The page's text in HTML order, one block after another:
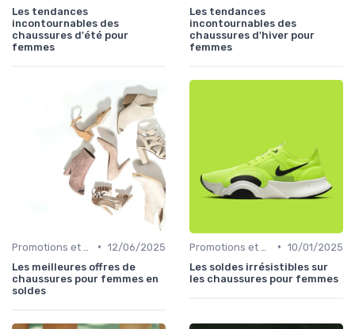
Les tendances
incontournables des
chaussures d'été pour
femmes
Les tendances
incontournables des
chaussures d'hiver pour
femmes
• 12/06/2025
Les meilleures offres de
chaussures pour femmes en
soldes
• 10/01/2025
Les soldes irrésistibles sur
les chaussures pour femmes